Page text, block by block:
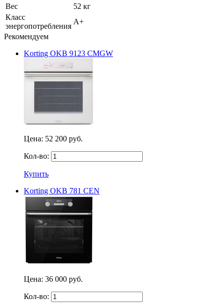
Вес
52 кг
Класс
энергопотребления
A+
Рекомендуем
Korting OKB 9123 CMGW
Цена: 52 200 руб.
Кол-во:
Купить
Korting OKB 781 СEN
Цена: 36 000 руб.
Кол-во: